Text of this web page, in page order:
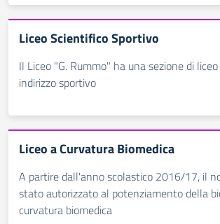
Liceo Scientifico Sportivo
Il Liceo "G. Rummo" ha una sezione di
indirizzo sportivo
Liceo a Curvatura Biomedica
A partire dall'anno scolastico 2016/17, il
stato autorizzato al potenziamento della
curvatura biomedica